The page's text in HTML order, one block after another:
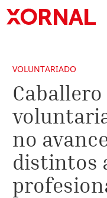
VOLUNTARIADO
no
distintos